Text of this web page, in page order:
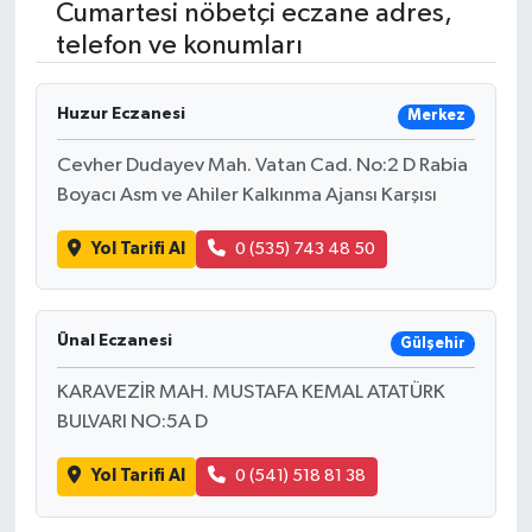
Cumartesi nöbetçi eczane adres,
telefon ve konumları
Huzur Eczanesi Merkez
Cevher Dudayev Mah. Vatan Cad. No:2 D Rabia
Boyacı Asm ve Ahiler Kalkınma Ajansı Karşısı
Yol Tarifi Al 0 (535) 743 48 50
Ünal Eczanesi Gülşehir
KARAVEZİR MAH. MUSTAFA KEMAL ATATÜRK
BULVARI NO:5A D
Yol Tarifi Al 0 (541) 518 81 38
RESMİ İLANLAR